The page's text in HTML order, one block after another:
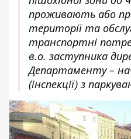
проживають або
території та
транспортні
в.о. заступника
Департаменту –
(інспекції) з